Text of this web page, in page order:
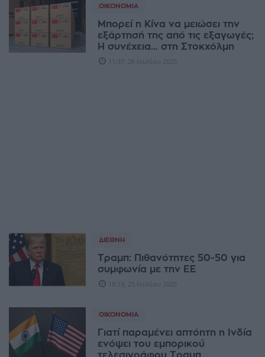
ΟΙΚΟΝΟΜΊΑ
Μπορεί η Κίνα να μειώσει την
εξάρτησή της από τις εξαγωγές;
Η συνέχεια... στη Στοκχόλμη
11:37, 26 Ιουλίου 2025
ΔΙΕΘΝΉ
Τραμπ: Πιθανότητες 50-50 για
συμφωνία με την ΕΕ
18:19, 25 Ιουλίου 2025
ΟΙΚΟΝΟΜΊΑ
Γιατί παραμένει απτόητη η Ινδία
ενόψει του εμπορικού